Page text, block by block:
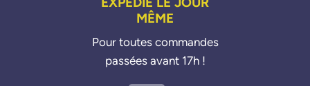
MÊME
Pour toutes commandes
passées avant 17h !